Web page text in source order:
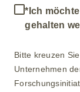
*Ich
gehalten
Bitte kreuzen
Unternehmen